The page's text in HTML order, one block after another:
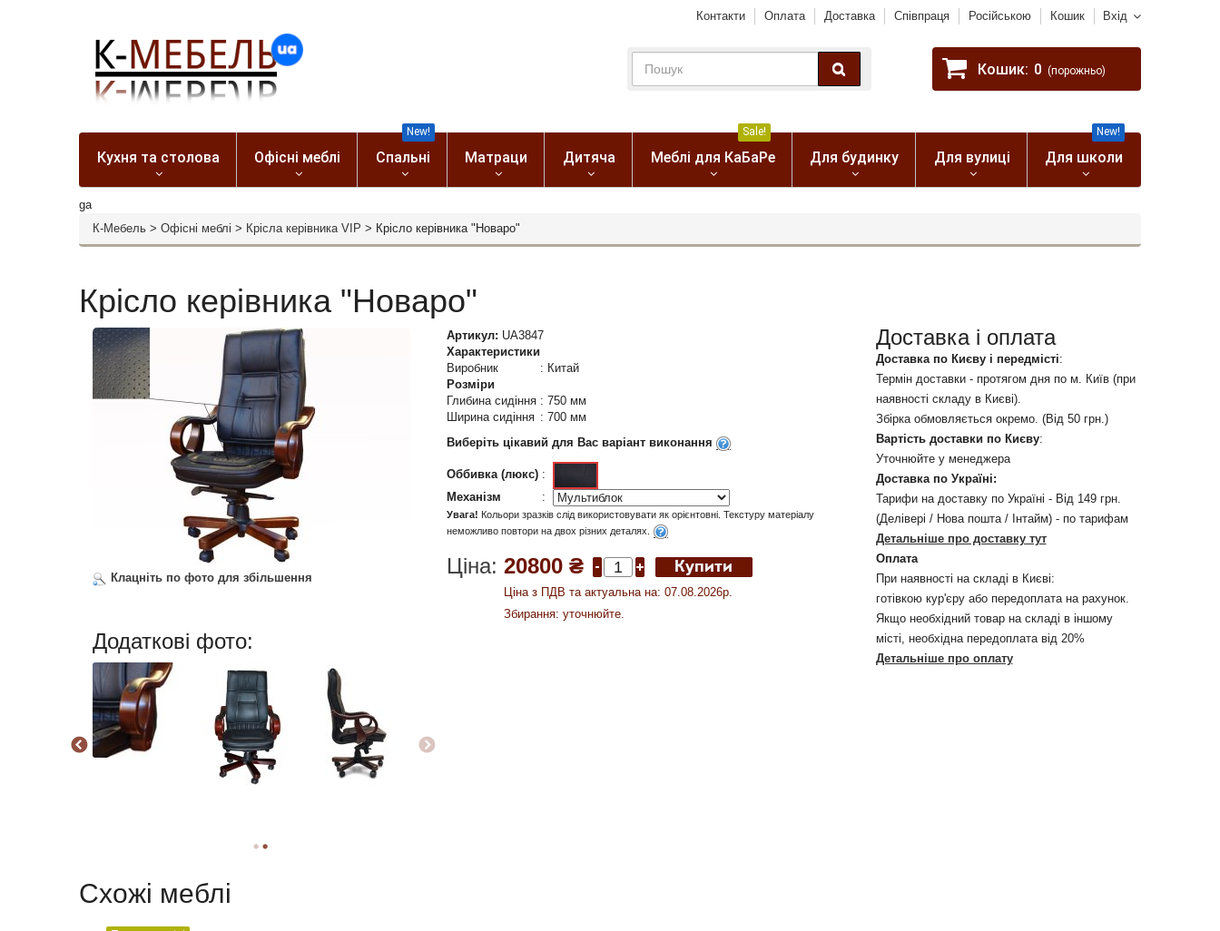
Вхід
Контакти Оплата Доставка Співпраця Російською Кошик
Кошик: 0 (порожньо)
Кухня та столова Офісні меблі Спальні
New!
Матраци Дитяча Меблі для КаБаРе
Sale!
Для будинку Для вулиці Для школи
New!
ga
К-Мебель > Офісні меблі > Крісла керівника VIP > Крісло керівника "Новаро"
Крісло керівника "Новаро"
Клацніть по фото для збільшення
Додаткові фото:
Артикул: UA3847
Характеристики
Виробник
: Китай
Розміри
Глибина сидіння : 750 мм
Ширина сидіння : 700 мм
Виберіть цікавий для Вас варіант виконання
Оббивка (люкс) :
Механізм
:
Увага! Кольори зразків слід використовувати як орієнтовні. Текстуру матеріалу
неможливо повтори на двох різних деталях.
Ціна: 20800 ₴
Ціна з ПДВ та актуальна на: 07.08.2026р.
Збирання: уточнюйте.
Доставка і оплата
Доставка по Києву і передмісті:
Термін доставки - протягом дня по м. Київ (при
наявності складу в Києві).
Збірка обмовляється окремо. (Від 50 грн.)
Вартість доставки по Києву:
Уточнюйте у менеджера
Доставка по Україні:
Тарифи на доставку по Україні - Від 149 грн.
(Делівері / Нова пошта / Інтайм) - по тарифам
Детальніше про доставку тут
Оплата
При наявності на складі в Києві:
готівкою кур'єру або передоплата на рахунок.
Якщо необхідний товар на складі в іншому
місті, необхідна передоплата від 20%
Детальніше про оплату
Схожі меблі